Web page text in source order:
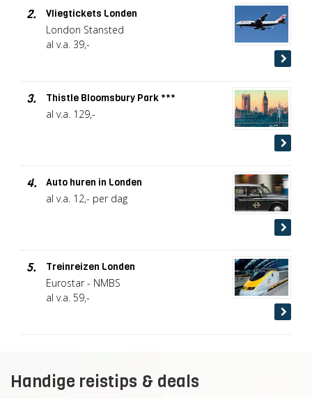
2.
Vliegtickets Londen
London Stansted
al v.a. 39,-
3.
Thistle Bloomsbury Park ***
al v.a. 129,-
4.
Auto huren in Londen
al v.a. 12,- per dag
5.
Treinreizen Londen
Eurostar - NMBS
al v.a. 59,-
Handige reistips & deals